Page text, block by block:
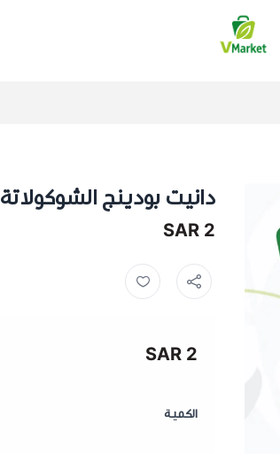
فيلج ماركت | VMarket
دانيت بودينج الشوكولاتة 75 جرام
2 SAR
الكمية
2 SAR